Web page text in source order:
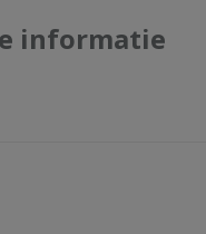
informatie